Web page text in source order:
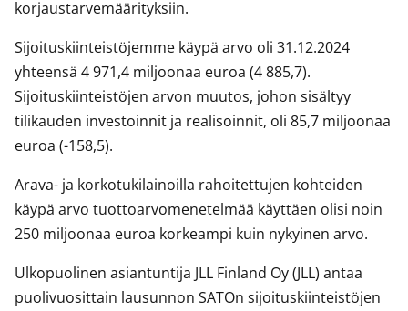
korjaustarvemäärityksiin.
Sijoituskiinteistöjemme käypä arvo oli 31.12.2024
yhteensä 4 971,4 miljoonaa euroa (4 885,7).
Sijoituskiinteistöjen arvon muutos, johon sisältyy
tilikauden investoinnit ja realisoinnit, oli 85,7 miljoonaa
euroa (-158,5).
Arava- ja korkotukilainoilla rahoitettujen kohteiden
käypä arvo tuottoarvomenetelmää käyttäen olisi noin
250 miljoonaa euroa korkeampi kuin nykyinen arvo.
Ulkopuolinen asiantuntija JLL Finland Oy (JLL) antaa
puolivuosittain lausunnon SATOn sijoituskiinteistöjen